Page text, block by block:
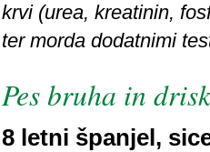
krvi (urea, kreatinin,
ter morda dodatnimi
Pes bruha in
8 letni španjel,